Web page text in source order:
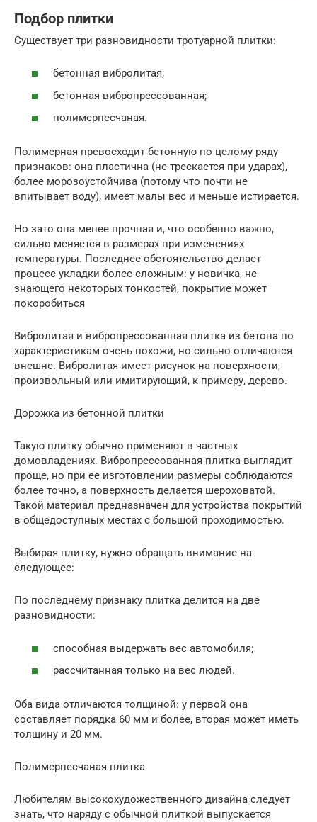
Подбор плитки
Существует три разновидности тротуарной плитки:
бетонная вибролитая;
бетонная вибропрессованная;
полимерпесчаная.
Полимерная превосходит бетонную по целому ряду
признаков: она пластична (не трескается при ударах),
более морозоустойчива (потому что почти не
впитывает воду), имеет малы вес и меньше истирается.
Но зато она менее прочная и, что особенно важно,
сильно меняется в размерах при изменениях
температуры. Последнее обстоятельство делает
процесс укладки более сложным: у новичка, не
знающего некоторых тонкостей, покрытие может
покоробиться
Вибролитая и вибропрессованная плитка из бетона по
характеристикам очень похожи, но сильно отличаются
внешне. Вибролитая имеет рисунок на поверхности,
произвольный или имитирующий, к примеру, дерево.
Дорожка из бетонной плитки
Такую плитку обычно применяют в частных
домовладениях. Вибропрессованная плитка выглядит
проще, но при ее изготовлении размеры соблюдаются
более точно, а поверхность делается шероховатой.
Такой материал предназначен для устройства покрытий
в общедоступных местах с большой проходимостью.
Выбирая плитку, нужно обращать внимание на
следующее:
По последнему признаку плитка делится на две
разновидности:
способная выдержать вес автомобиля;
рассчитанная только на вес людей.
Оба вида отличаются толщиной: у первой она
составляет порядка 60 мм и более, вторая может иметь
толщину и 20 мм.
Полимерпесчаная плитка
Любителям высокохудожественного дизайна следует
знать, что наряду с обычной плиткой выпускается